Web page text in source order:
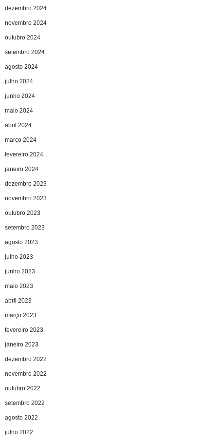
dezembro 2024
novembro 2024
outubro 2024
setembro 2024
agosto 2024
julho 2024
junho 2024
maio 2024
abril 2024
março 2024
fevereiro 2024
janeiro 2024
dezembro 2023
novembro 2023
outubro 2023
setembro 2023
agosto 2023
julho 2023
junho 2023
maio 2023
abril 2023
março 2023
fevereiro 2023
janeiro 2023
dezembro 2022
novembro 2022
outubro 2022
setembro 2022
agosto 2022
julho 2022